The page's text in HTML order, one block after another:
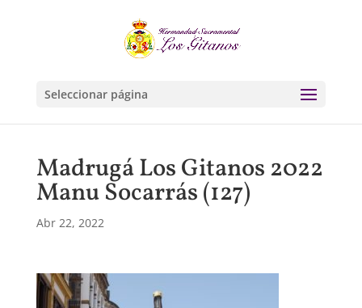
Seleccionar página
Madrugá Los Gitanos 2022
Manu Socarrás (127)
Abr 22, 2022